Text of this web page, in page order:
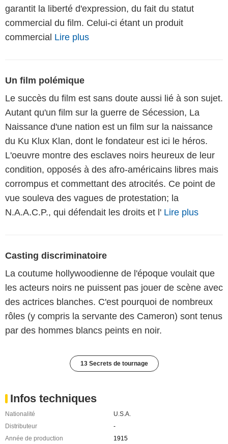
garantit la liberté d'expression, du fait du statut
commercial du film. Celui-ci étant un produit
commercial Lire plus
Un film polémique
Le succès du film est sans doute aussi lié à son sujet.
Autant qu'un film sur la guerre de Sécession, La
Naissance d'une nation est un film sur la naissance
du Ku Klux Klan, dont le fondateur est ici le héros.
L'oeuvre montre des esclaves noirs heureux de leur
condition, opposés à des afro-américains libres mais
corrompus et commettant des atrocités. Ce point de
vue souleva des vagues de protestation; la
N.A.A.C.P., qui défendait les droits et l' Lire plus
Casting discriminatoire
La coutume hollywoodienne de l'époque voulait que
les acteurs noirs ne puissent pas jouer de scène avec
des actrices blanches. C'est pourquoi de nombreux
rôles (y compris la servante des Cameron) sont tenus
par des hommes blancs peints en noir.
13 Secrets de tournage
Infos techniques
Nationalité
U.S.A.
Distributeur
-
Année de production
1915